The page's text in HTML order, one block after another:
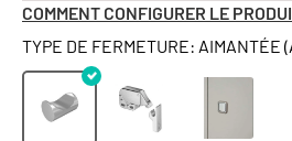
COMMENT CONFIGURER LE
TYPE DE FERMETURE: AIMANTÉE